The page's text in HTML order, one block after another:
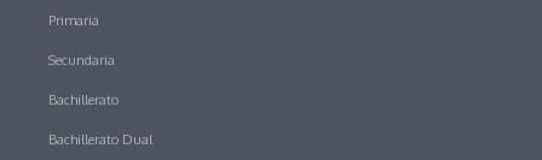
Primaria
Secundaria
Bachillerato
Bachillerato Dual